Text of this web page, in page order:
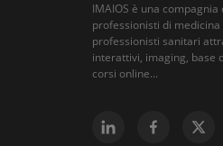
IMAIOS è una
professionisti di
professionisti sanitari
interattivi, imaging, base
corsi online...